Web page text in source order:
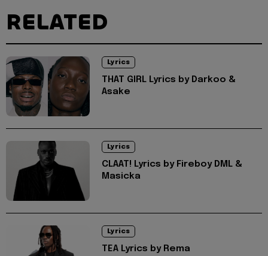
RELATED
Lyrics
THAT GIRL Lyrics by Darkoo &
Asake
Lyrics
CLAAT! Lyrics by Fireboy DML &
Masicka
Lyrics
TEA Lyrics by Rema